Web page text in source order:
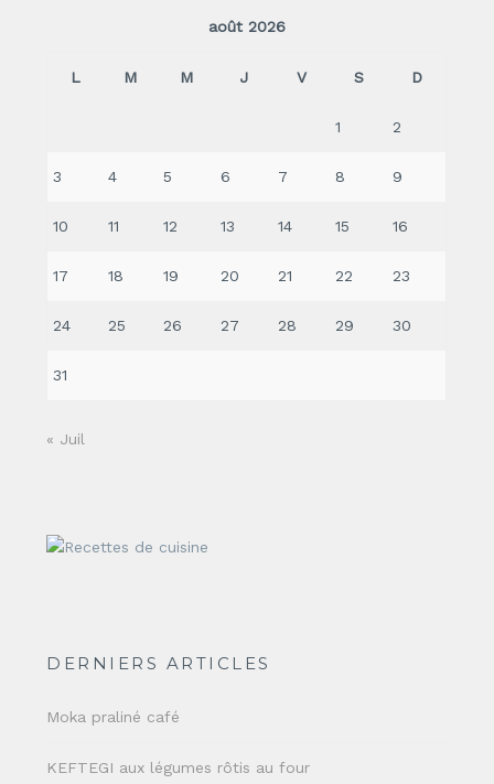
août 2026
L M M J V S D
1 2
3 4 5 6 7 8 9
10 11 12 13 14 15 16
17 18 19 20 21 22 23
24 25 26 27 28 29 30
31
« Juil
DERNIERS ARTICLES
Moka praliné café
KEFTEGI aux légumes rôtis au four